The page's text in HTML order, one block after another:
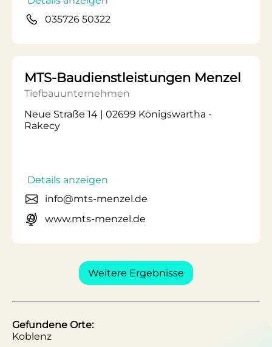
035726 50322
MTS-Baudienstleistungen Menzel
Tiefbauunternehmen
Neue Straße 14 | 02699 Königswartha -
Rakecy
Details anzeigen
info@mts-menzel.de
www.mts-menzel.de
Weitere Ergebnisse
Gefundene Orte:
Koblenz